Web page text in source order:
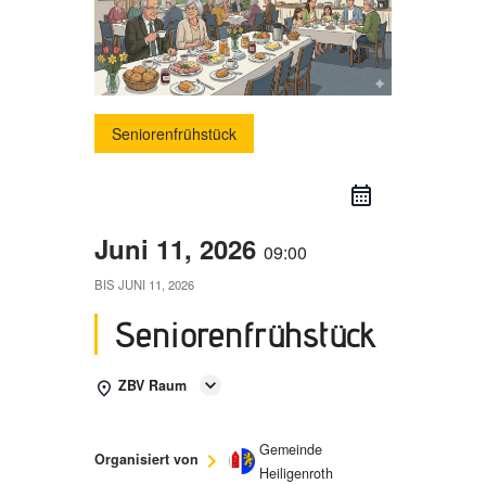
Seniorenfrühstück
Juni 11, 2026 09:00
BIS JUNI 11, 2026
Seniorenfrühstück
ZBV Raum
Organisiert von
Gemeinde
Heiligenroth